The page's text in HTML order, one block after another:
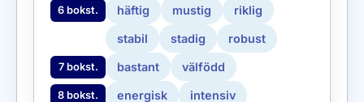
6 bokst. häftig mustig riklig
stabil stadig robust
7 bokst. bastant välfödd
8 bokst. energisk intensiv